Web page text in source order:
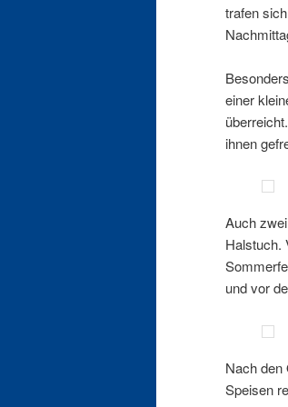
trafen
einer
ihnen
Auch
Halstuch.
und vor
Nach den
Speisen